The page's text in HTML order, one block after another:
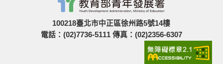
100218臺北市中正區徐州路5號14樓
電話：(02)7736-5111 傳真：(02)2356-6307